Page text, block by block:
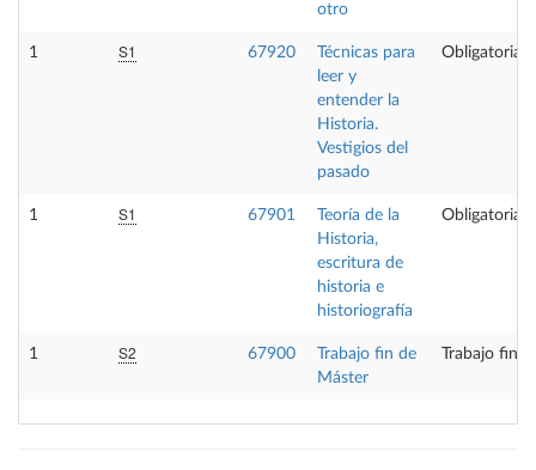
otro
1 S1 67920
Técnicas para
leer y
entender la
Historia.
Vestigios del
pasado
Obligatoria
1 S1 67901
Teoría de la
Historia,
escritura de
historia e
historiografía
Obligatoria
1 S2 67900
Trabajo fin de
Máster
Trabajo fin